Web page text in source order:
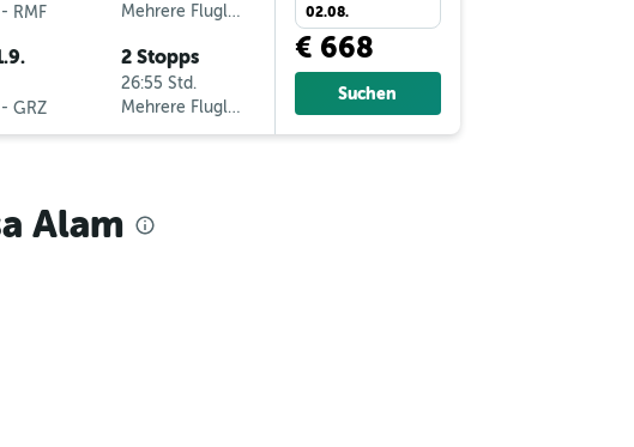
RMF
Mehrere Fluglinien
GRZ
2 Stopps
26:55 Std.
Mehrere Fluglinien
02.08.
€ 668
Suchen
Alam